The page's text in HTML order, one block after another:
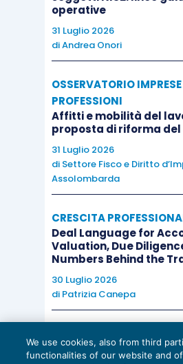
amministratori cui il consiglio
proprie attribuzioni fanno
previsioni della legge e dello
rispetto agli amministratori
principio del «ragionevole
stessi sulle informazioni
Statuto, anche in relazione
specifiche, con beneficio
professionisti che siedono
consigli.
Conflitto di interessi, divieto
dirigenti strategici
La Riforma incide sull’art.
(conflitto di) interessi degli
operative
31 Luglio 2026
diAndrea Onori
OSSERVATORIO IMPRESE
PROFESSIONI
Affitti e mobilità del
proposta di riforma del
31 Luglio 2026
di Settore Fisco e Diritto
Assolombarda
CRESCITA
Deal Language for
Valuation, Due
Numbers Behind the
30 Luglio 2026
di Patrizia Canepa
EU AI Act e studi
We use cookies, also from third
functionalities of our website and